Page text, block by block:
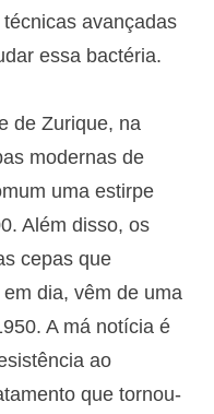
avançadas
essa bactéria.
de Zurique, na
modernas de
uma estirpe
Além disso, os
cepas que
dia, vêm de uma
A má notícia é
ao
que tornou-